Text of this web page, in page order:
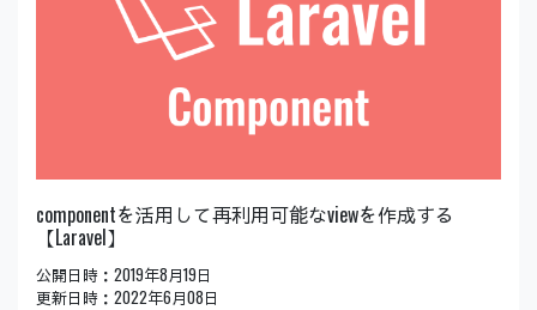
componentを活用して再利用可能なviewを作成する
【Laravel】
公開日時：2019年8月19日
更新日時：2022年6月08日